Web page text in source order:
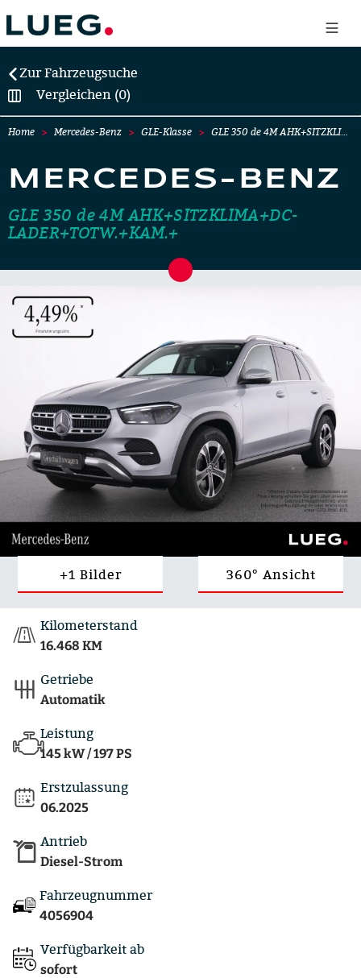
Zur Fahrzeugsuche
Vergleichen (0)
Home Mercedes-Benz GLE-Klasse GLE 350 de 4M AHK+SITZKLI…
MERCEDES-BENZ
GLE 350 de 4M AHK+SITZKLIMA+DC-
LADER+TOTW.+KAM.+
+1 Bilder 360° Ansicht
Kilometerstand
16.468 KM
Getriebe
Automatik
Leistung
145 kW / 197 PS
Erstzulassung
06.2025
Antrieb
Diesel-Strom
Fahrzeugnummer
4056904
Verfügbarkeit ab
sofort